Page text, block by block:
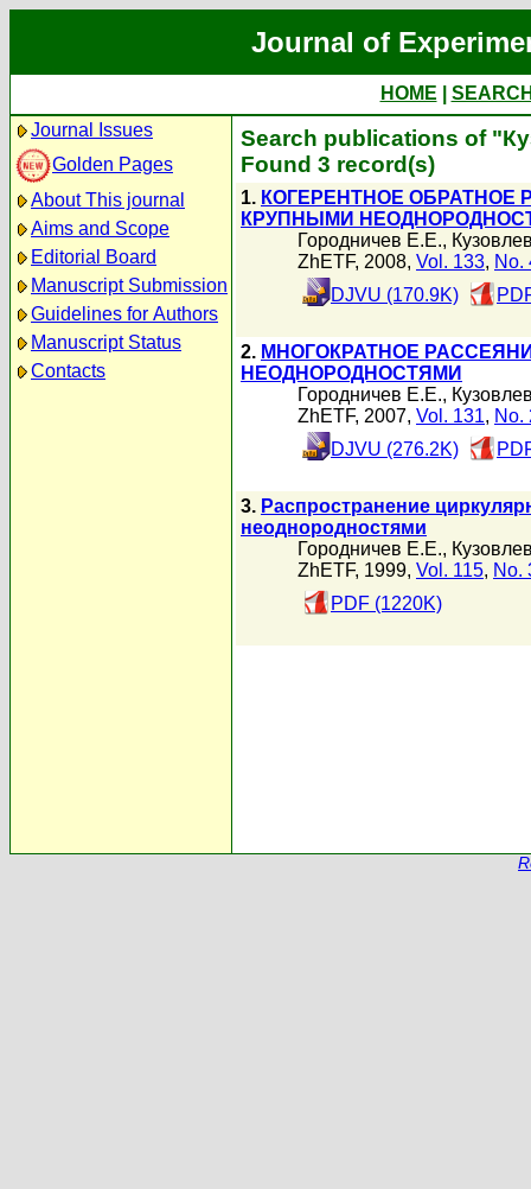
Journal of
HOME
Journal Issues
Golden Pages
About This journal
Aims and Scope
Editorial Board
Manuscript Submission
Guidelines for Authors
Manuscript Status
Contacts
Search publications of
Found 3 record(s)
1. КОГЕРЕНТНОЕ
КРУПНЫМИ
Городничев Е.Е.,
ZhETF, 2008, Vol. 133, No.
DJVU (170.9K)
2. МНОГОКРАТНОЕ
НЕОДНОРОДНОСТЯМИ
Городничев Е.Е.,
ZhETF, 2007, Vol. 131, No.
DJVU (276.2K)
3. Распространение
неоднородностями
Городничев Е.Е.,
ZhETF, 1999, Vol. 115, No.
PDF (1220K)